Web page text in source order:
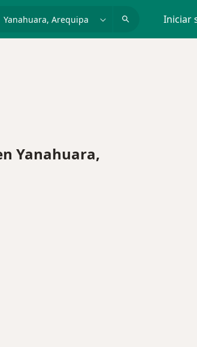
Iniciar
Yanahuara,